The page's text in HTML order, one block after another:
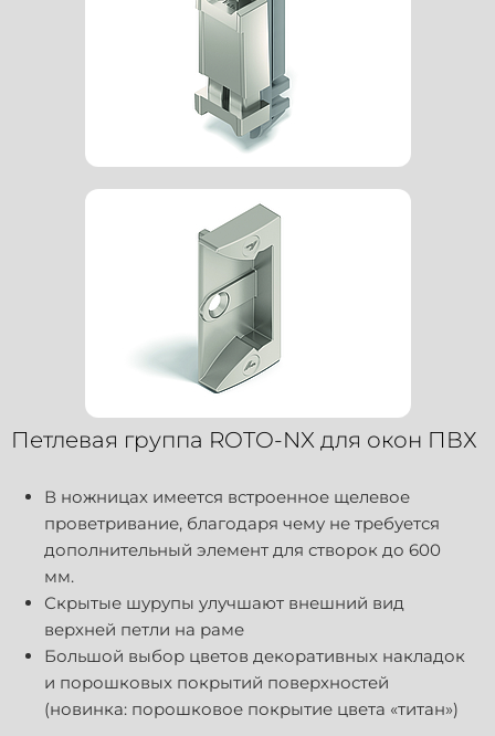
Петлевая группа ROTO-NX для окон ПВХ
В ножницах имеется встроенное щелевое
проветривание, благодаря чему не требуется
дополнительный элемент для створок до 600
мм.
Скрытые шурупы улучшают внешний вид
верхней петли на раме
Большой выбор цветов декоративных накладок
и порошковых покрытий поверхностей
(новинка: порошковое покрытие цвета «титан»)